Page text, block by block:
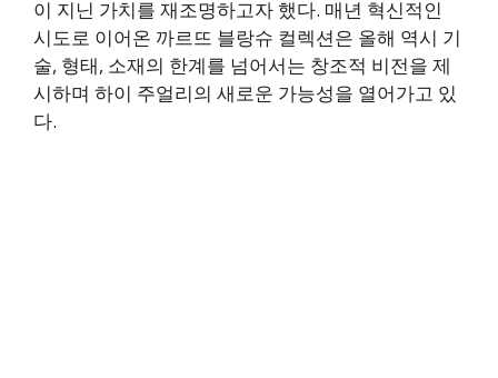
이 지닌 가치를 재조명하고자 했다. 매년 혁신적인
시도로 이어온 까르뜨 블랑슈 컬렉션은 올해 역시 기
술, 형태, 소재의 한계를 넘어서는 창조적 비전을 제
시하며 하이 주얼리의 새로운 가능성을 열어가고 있
다.